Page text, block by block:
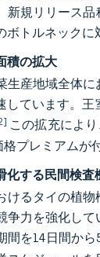
新規リリース
ボトルネックに
積の拡大
生産地域全体
しています。王
この拡充によ
格プレミアムが
化する民間検査
けるタイの植
争力を強化し
間を14日間から